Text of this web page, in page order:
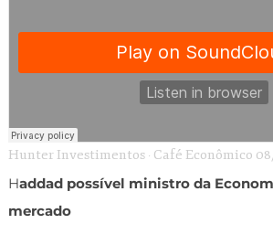
Hunter Investimentos · Café Econômico 08/11/2022 –
Haddad possível ministro da
mercado